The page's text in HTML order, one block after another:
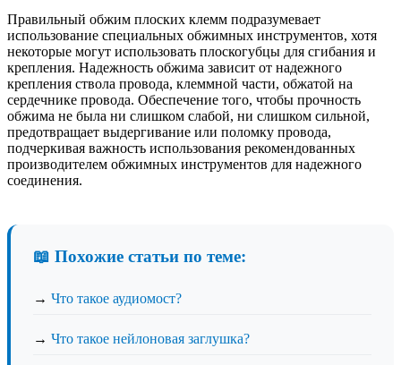
Правильный обжим плоских клемм подразумевает
использование специальных обжимных инструментов, хотя
некоторые могут использовать плоскогубцы для сгибания и
крепления. Надежность обжима зависит от надежного
крепления ствола провода, клеммной части, обжатой на
сердечнике провода. Обеспечение того, чтобы прочность
обжима не была ни слишком слабой, ни слишком сильной,
предотвращает выдергивание или поломку провода,
подчеркивая важность использования рекомендованных
производителем обжимных инструментов для надежного
соединения.
📖 Похожие статьи по теме:
→ Что такое аудиомост?
→ Что такое нейлоновая заглушка?